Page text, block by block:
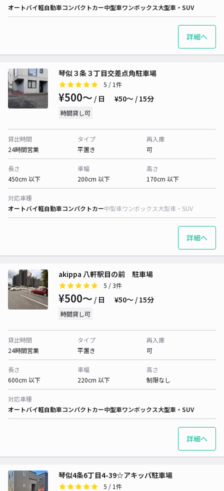
オートバイ軽自動車コンパクトカー中型車ワンボックス大型車・SUV
詳細へ
琴似３条３丁目交差点角駐車場
5 / 1件
¥500〜 / 日 ¥50〜 / 15分
時間貸し可
貸出時間
24時間営業
タイプ
平置き
再入庫
可
長さ
450cm 以下
車幅
200cm 以下
高さ
170cm 以下
対応車種
オートバイ軽自動車コンパクトカー中型車ワンボックス大型車・SUV
詳細へ
akippa 八軒駅目の前 駐車場
5 / 3件
¥500〜 / 日 ¥50〜 / 15分
時間貸し可
貸出時間
24時間営業
タイプ
平置き
再入庫
可
長さ
600cm 以下
車幅
220cm 以下
高さ
制限なし
対応車種
オートバイ軽自動車コンパクトカー中型車ワンボックス大型車・SUV
詳細へ
琴似4条6丁目4-39☆アキッパ駐車場
5 / 1件